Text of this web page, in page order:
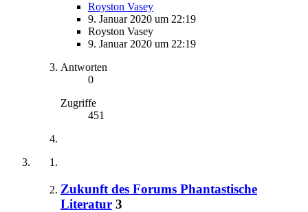
Royston Vasey
9. Januar 2020 um 22:19
Royston Vasey
9. Januar 2020 um 22:19
Antworten
0
Zugriffe
451
Zukunft des Forums Phantastische
Literatur 3